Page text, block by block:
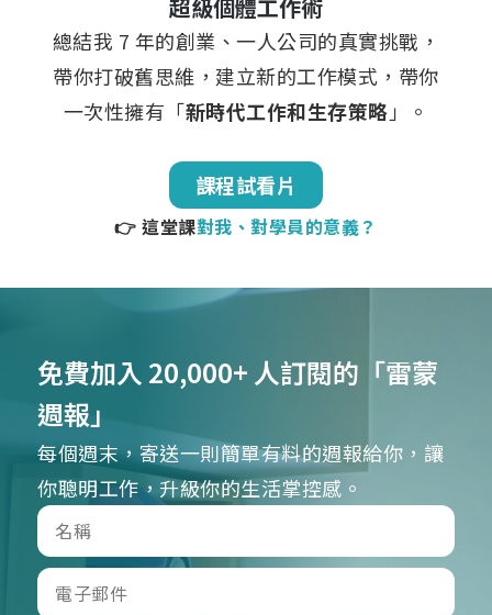
超級個體工作術
總結我 7 年的創業、一人公司的真實挑戰，
帶你打破舊思維，建立新的工作模式，帶你
一次性擁有「新時代工作和生存策略 」。
課程試看片
👉 這堂課對我、對學員的意義？
免費加入 20,000+ 人訂閱的「雷蒙
週報」
每個週末，寄送一則簡單有料的週報給你，讓
你聰明工作，升級你的生活掌控感。